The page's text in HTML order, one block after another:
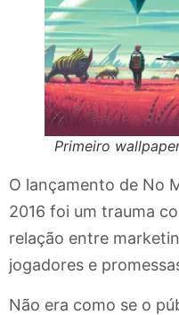
Primeiro
O lançamento de No
2016 foi um trauma
relação entre
jogadores e
Não era como se o